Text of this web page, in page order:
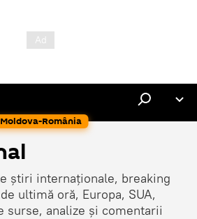
Moldova-România
știri internaționale, breaking
ultimă oră, Europa, SUA,
surse, analize și comentarii